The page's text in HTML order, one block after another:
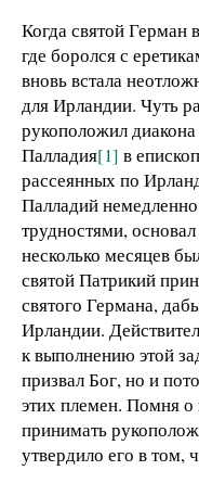
Когда святой Герман
где боролся с
вновь встала
для Ирландии. Чуть
рукоположил
Палладия[1] в
рассеянных по
Палладий
трудностями,
несколько месяцев
святой Патрикий
святого Германа,
Ирландии.
к выполнению этой
призвал Бог, но и
этих племен. Помня
принимать
утвердило его в том,